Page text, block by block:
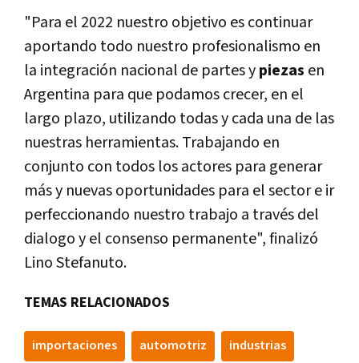
"Para el 2022 nuestro objetivo es continuar
aportando todo nuestro profesionalismo en
la integración nacional de partes ypiezas en
Argentina para que podamos crecer, en el
largo plazo, utilizando todas y cada una de las
nuestras herramientas. Trabajando en
conjunto con todos los actores para generar
más y nuevas oportunidades para el sector e ir
perfeccionando nuestro trabajo a través del
dialogo y el consenso permanente", finalizó
Lino Stefanuto.
TEMAS RELACIONADOS
importaciones automotriz industrias